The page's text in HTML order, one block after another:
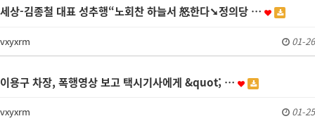
세상-김종철 대표 성추행“노회찬 하늘서 怒한다➘정의당 …
vxyxrm 01-26
이용구 차장, 폭행영상 보고 택시기사에게 &quot; …
vxyxrm 01-25